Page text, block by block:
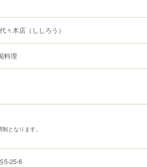
々木店 （ししろう）
料理
となります。
5-25-6